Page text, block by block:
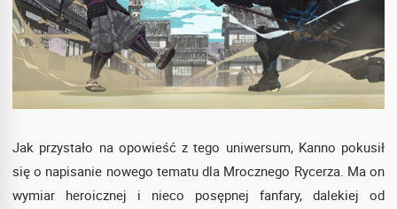
Jak przystało na opowieść z tego uniwersum, Kanno pokusił
się o napisanie nowego tematu dla Mrocznego Rycerza. Ma on
wymiar heroicznej i nieco posępnej fanfary, dalekiej od